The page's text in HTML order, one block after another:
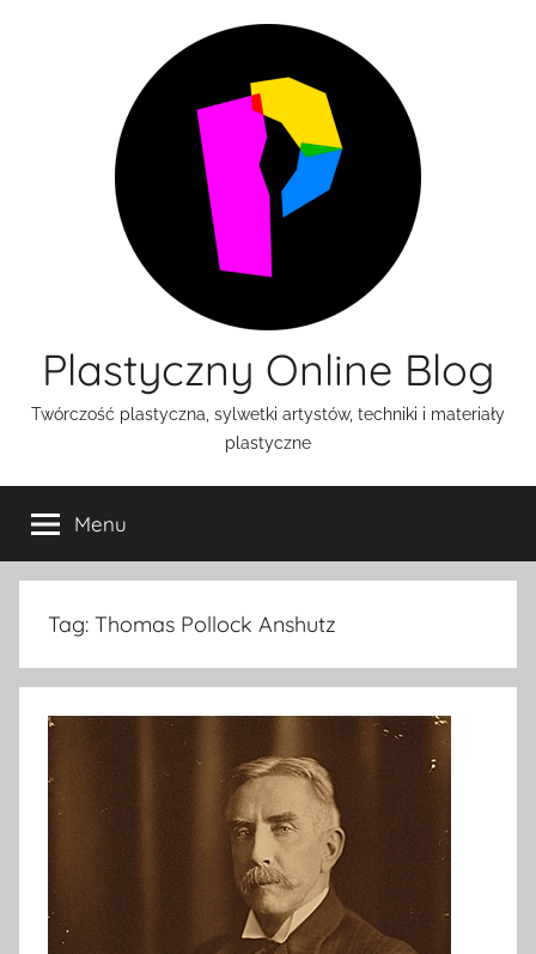
Plastyczny Online Blog
Twórczość plastyczna, sylwetki artystów, techniki i materiały
plastyczne
Menu
Tag: Thomas Pollock Anshutz